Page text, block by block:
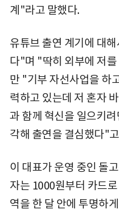
계"라고 말했다.
유튜브 출연 계기에 대
다"며 "딱히 외부에 저
만 "기부 자선사업을 하
력하고 있는데 저 혼자
과 함께 혁신을 일으키
각해 출연을 결심했다"
이 대표가 운영 중인 돌
자는 1000원부터 카드
역을 한 달 안에 투명하